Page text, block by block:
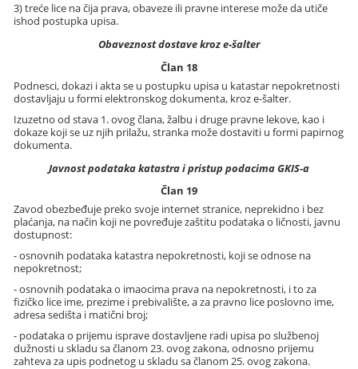
3) treće lice na čija prava, obaveze ili pravne interese može da utiče
ishod postupka upisa.
Obaveznost dostave kroz e-šalter
Član 18
Podnesci, dokazi i akta se u postupku upisa u katastar nepokretnosti
dostavljaju u formi elektronskog dokumenta, kroz e-šalter.
Izuzetno od stava 1. ovog člana, žalbu i druge pravne lekove, kao i
dokaze koji se uz njih prilažu, stranka može dostaviti u formi papirnog
dokumenta.
Javnost podataka katastra i pristup podacima GKIS-a
Član 19
Zavod obezbeđuje preko svoje internet stranice, neprekidno i bez
plaćanja, na način koji ne povređuje zaštitu podataka o ličnosti, javnu
dostupnost:
- osnovnih podataka katastra nepokretnosti, koji se odnose na
nepokretnost;
- osnovnih podataka o imaocima prava na nepokretnosti, i to za
fizičko lice ime, prezime i prebivalište, a za pravno lice poslovno ime,
adresa sedišta i matični broj;
- podataka o prijemu isprave dostavljene radi upisa po službenoj
dužnosti u skladu sa članom 23. ovog zakona, odnosno prijemu
zahteva za upis podnetog u skladu sa članom 25. ovog zakona.